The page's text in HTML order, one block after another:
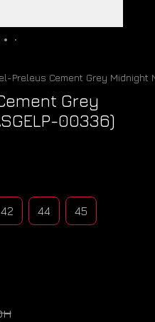
Preleus Cement Grey Midnight
Grey
00336)
42 44 45